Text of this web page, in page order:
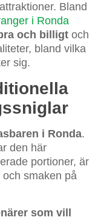
Bland
i Ronda
och billigt och
bland vilka
sig.
i Ronda.
den här
portioner, är
smaken på
som vill